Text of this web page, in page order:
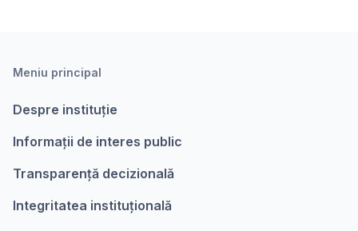
Meniu principal
Despre instituție
Informații de interes public
Transparență decizională
Integritatea instituțională